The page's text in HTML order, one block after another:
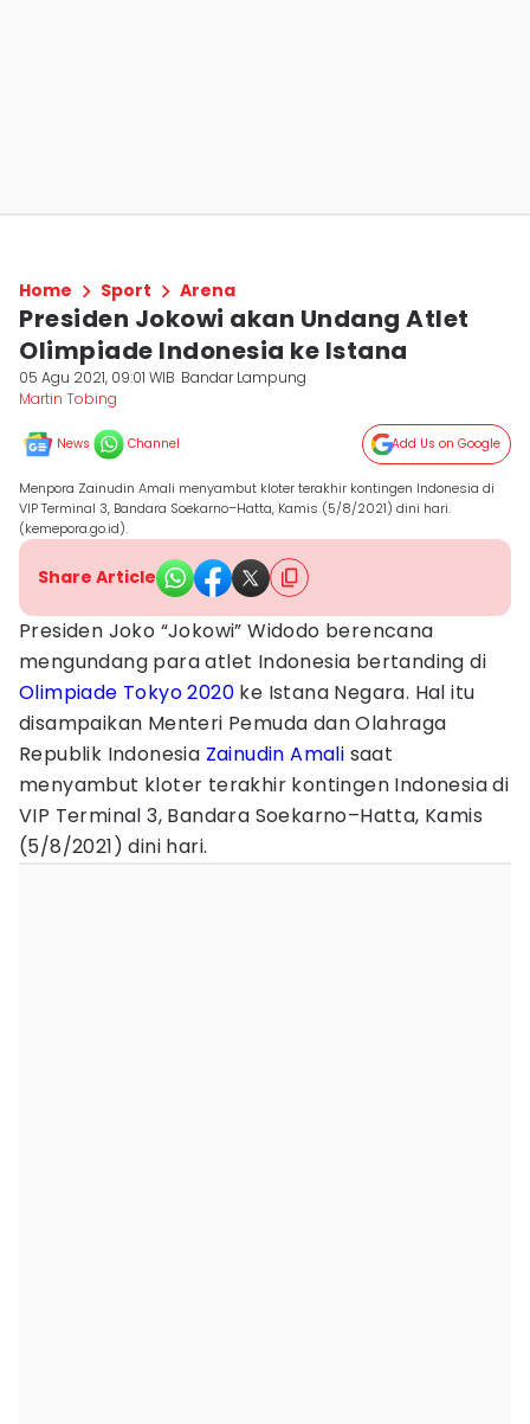
Home Sport Arena
Presiden Jokowi akan Undang Atlet
Olimpiade Indonesia ke Istana
05 Agu 2021, 09:01 WIB Bandar Lampung
Martin Tobing
News Channel Add Us on Google
Menpora Zainudin Amali menyambut kloter terakhir kontingen Indonesia di
VIP Terminal 3, Bandara Soekarno–Hatta, Kamis (5/8/2021) dini hari.
(kemepora.go.id).
Share Article
Presiden Joko “Jokowi” Widodo berencana
mengundang para atlet Indonesia bertanding di
Olimpiade Tokyo 2020 ke Istana Negara. Hal itu
disampaikan Menteri Pemuda dan Olahraga
Republik Indonesia Zainudin Amali saat
menyambut kloter terakhir kontingen Indonesia di
VIP Terminal 3, Bandara Soekarno–Hatta, Kamis
(5/8/2021) dini hari.